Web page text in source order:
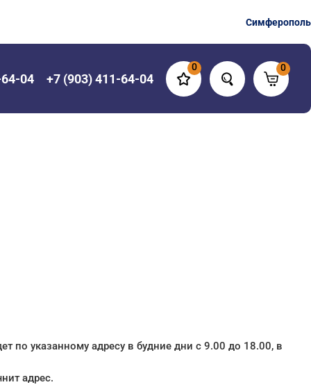
Симферополь
04 +7 (903) 411-64-04
0 0
по указанному адресу в будние дни с 9.00 до 18.00, в
адрес.